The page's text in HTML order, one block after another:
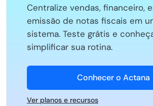
Centralize vendas, financeiro,
emissão de notas fiscais em
sistema. Teste grátis e
simplificar sua rotina.
Conhecer o Actana
Ver planos e recursos